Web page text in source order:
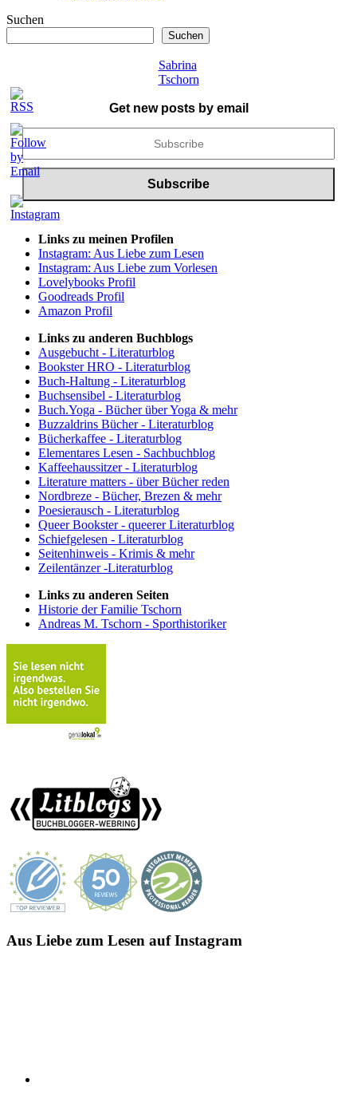
Suchen
Suchen
Sabrina
Tschorn
Get new posts by email
Links zu meinen Profilen
Instagram: Aus Liebe zum Lesen
Instagram: Aus Liebe zum Vorlesen
Lovelybooks Profil
Goodreads Profil
Amazon Profil
Links zu anderen Buchblogs
Ausgebucht - Literaturblog
Bookster HRO - Literaturblog
Buch-Haltung - Literaturblog
Buchsensibel - Literaturblog
Buch.Yoga - Bücher über Yoga & mehr
Buzzaldrins Bücher - Literaturblog
Bücherkaffee - Literaturblog
Elementares Lesen - Sachbuchblog
Kaffeehaussitzer - Literaturblog
Literature matters - über Bücher reden
Nordbreze - Bücher, Brezen & mehr
Poesierausch - Literaturblog
Queer Bookster - queerer Literaturblog
Schiefgelesen - Literaturblog
Seitenhinweis - Krimis & mehr
Zeilentänzer -Literaturblog
Links zu anderen Seiten
Historie der Familie Tschorn
Andreas M. Tschorn - Sporthistoriker
Aus Liebe zum Lesen auf Instagram